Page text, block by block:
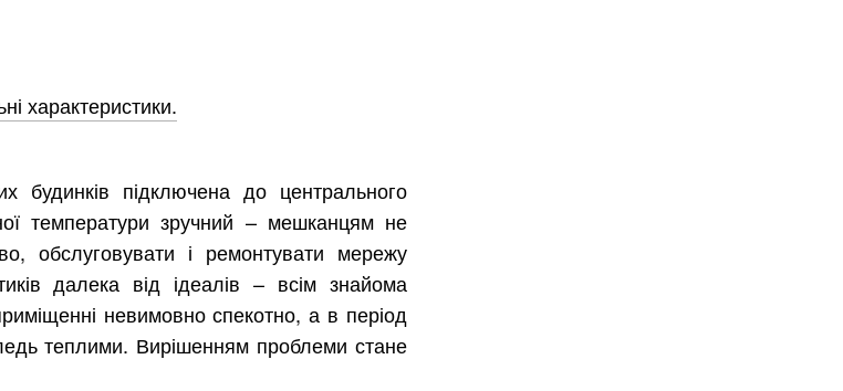
характеристики.
будинків підключена до центрального
температури зручний – мешканцям не
обслуговувати і ремонтувати мережу
далека від ідеалів – всім знайома
невимовно спекотно, а в період
теплими. Вирішенням проблеми стане